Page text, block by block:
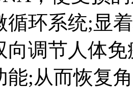
循环系统;显
向调节人体
能;从而恢复